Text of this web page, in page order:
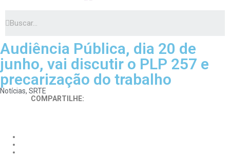
Audiência Pública, dia 20 de
junho, vai discutir o PLP 257 e
precarização do trabalho
Notícias, SRTE
COMPARTILHE: